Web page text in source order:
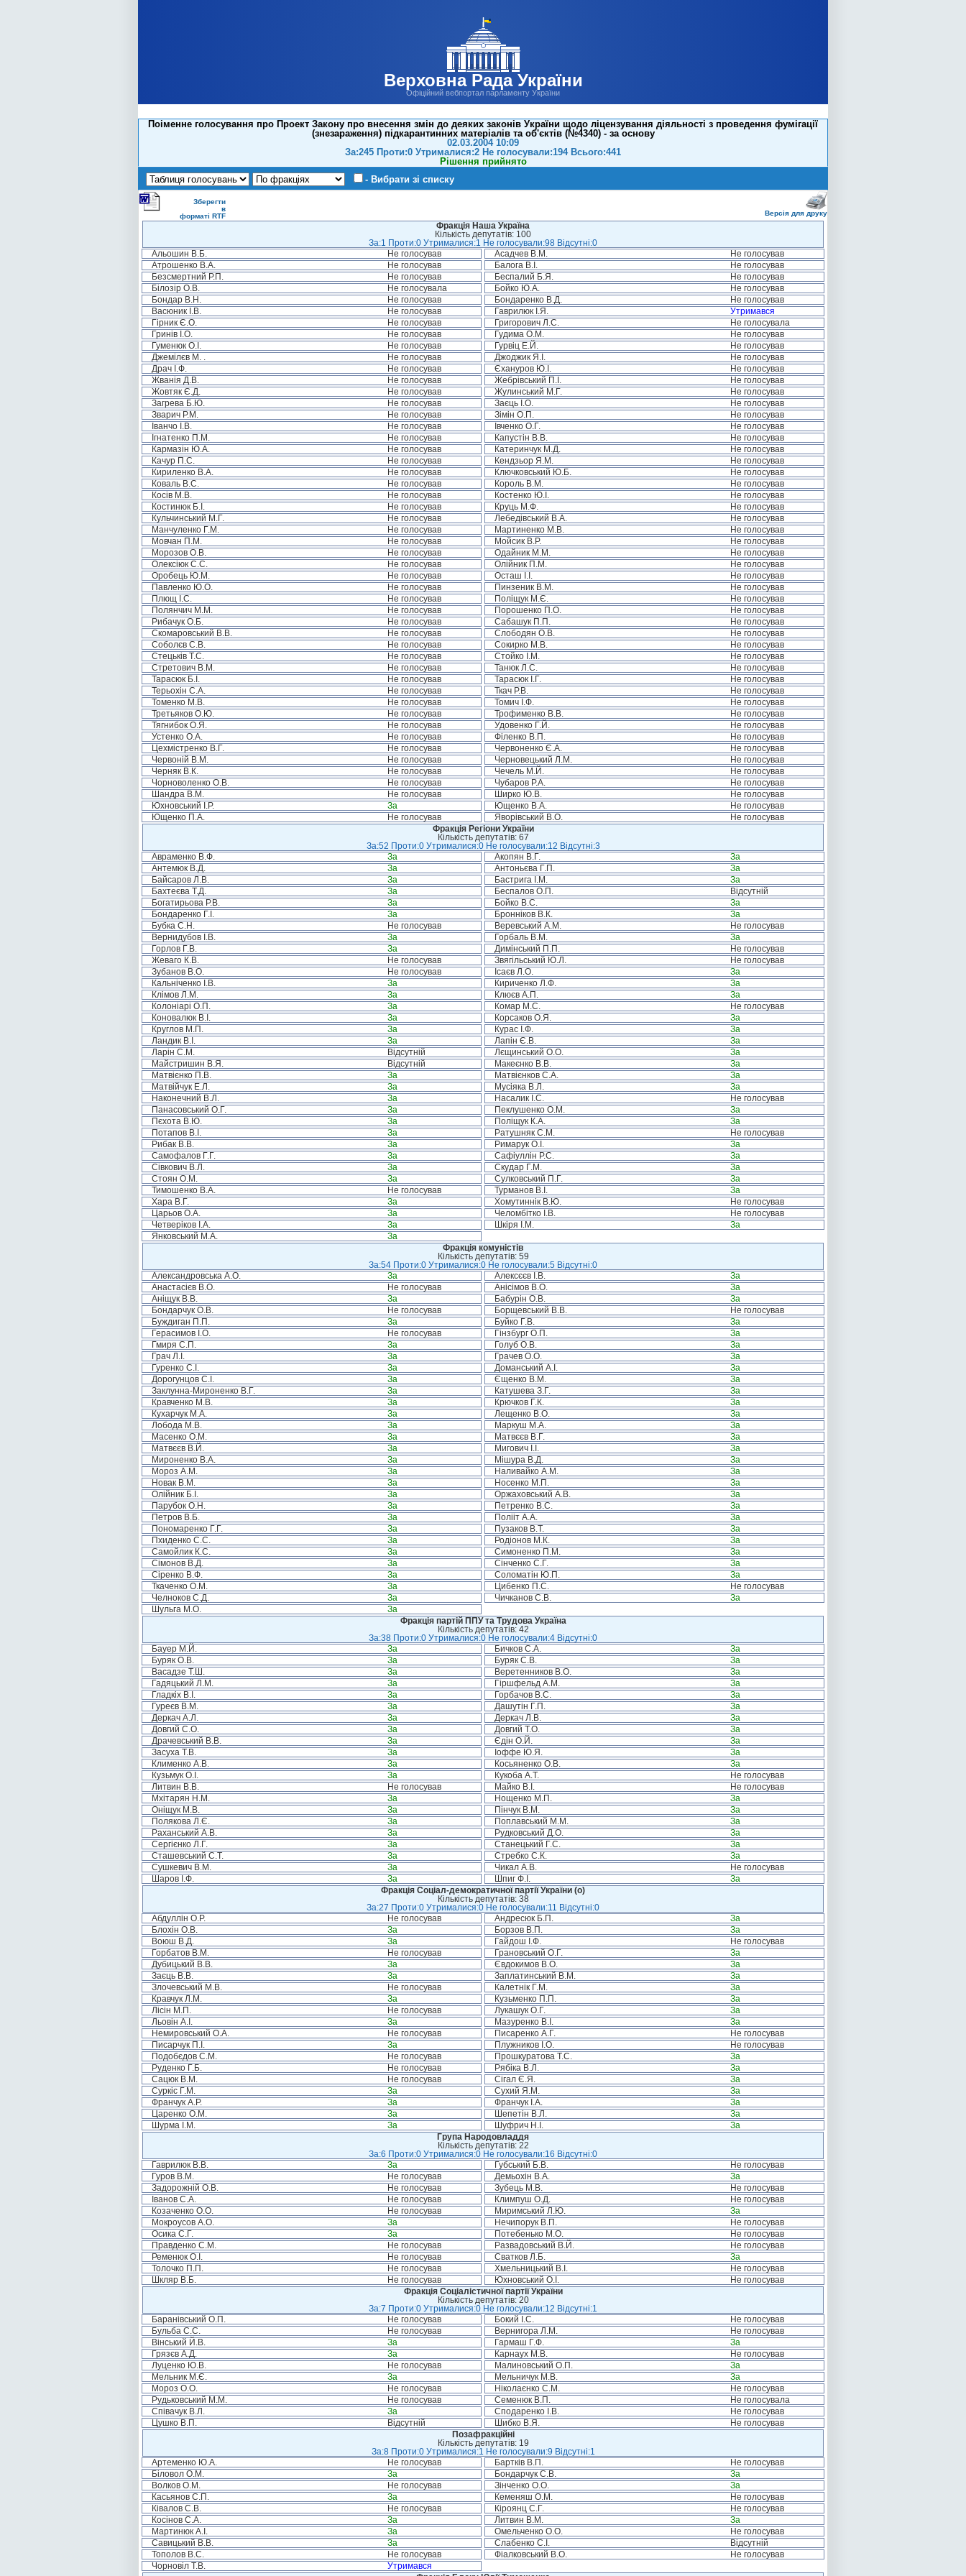
Верховна Рада України
Офіційний вебпортал парламенту України
Поіменне голосування про Проект Закону про внесення змін до деяких законів України щодо ліцензування діяльності з проведення фумігації
(знезараження) підкарантинних матеріалів та об'єктів (№4340) - за основу
02.03.2004 10:09
За:245 Проти:0 Утрималися:2 Не голосували:194 Всього:441
Рішення прийнято
- Вибрати зі списку
Зберегти
в
форматі RTF
Версія для друку
Фракція Наша Україна
Кількість депутатів: 100
За:1 Проти:0 Утрималися:1 Не голосували:98 Відсутні:0
Альошин В.Б.
Не голосував Асадчев В.М.
Не голосував
Атрошенко В.А.
Не голосував Балога В.І.
Не голосував
Безсмертний Р.П.
Не голосував Беспалий Б.Я.
Не голосував
Білозір О.В.
Не голосувала Бойко Ю.А.
Не голосував
Бондар В.Н.
Не голосував Бондаренко В.Д.
Не голосував
Васюник І.В.
Не голосував Гаврилюк І.Я.
Утримався
Гірник Є.О.
Не голосував Григорович Л.С.
Не голосувала
Гринів І.О.
Не голосував Гудима О.М.
Не голосував
Гуменюк О.І.
Не голосував Гурвіц Е.Й.
Не голосував
Джемілєв М. .
Не голосував Джоджик Я.І.
Не голосував
Драч І.Ф.
Не голосував Єхануров Ю.І.
Не голосував
Жванія Д.В.
Не голосував Жебрівський П.І.
Не голосував
Жовтяк Є.Д.
Не голосував Жулинський М.Г.
Не голосував
Загрева Б.Ю.
Не голосував Заєць І.О.
Не голосував
Зварич Р.М.
Не голосував Зімін О.П.
Не голосував
Іванчо І.В.
Не голосував Івченко О.Г.
Не голосував
Ігнатенко П.М.
Не голосував Капустін В.В.
Не голосував
Кармазін Ю.А.
Не голосував Катеринчук М.Д.
Не голосував
Качур П.С.
Не голосував Кендзьор Я.М.
Не голосував
Кириленко В.А.
Не голосував Ключковський Ю.Б.
Не голосував
Коваль В.С.
Не голосував Король В.М.
Не голосував
Косів М.В.
Не голосував Костенко Ю.І.
Не голосував
Костинюк Б.І.
Не голосував Круць М.Ф.
Не голосував
Кульчинський М.Г.
Не голосував Лебедівський В.А.
Не голосував
Манчуленко Г.М.
Не голосував Мартиненко М.В.
Не голосував
Мовчан П.М.
Не голосував Мойсик В.Р.
Не голосував
Морозов О.В.
Не голосував Одайник М.М.
Не голосував
Олексіюк С.С.
Не голосував Олійник П.М.
Не голосував
Оробець Ю.М.
Не голосував Осташ І.І.
Не голосував
Павленко Ю.О.
Не голосував Пинзеник В.М.
Не голосував
Плющ І.С.
Не голосував Поліщук М.Є.
Не голосував
Полянчич М.М.
Не голосував Порошенко П.О.
Не голосував
Рибачук О.Б.
Не голосував Сабашук П.П.
Не голосував
Скомаровський В.В.
Не голосував Слободян О.В.
Не голосував
Соболєв С.В.
Не голосував Сокирко М.В.
Не голосував
Стецьків Т.С.
Не голосував Стойко І.М.
Не голосував
Стретович В.М.
Не голосував Танюк Л.С.
Не голосував
Тарасюк Б.І.
Не голосував Тарасюк І.Г.
Не голосував
Терьохін С.А.
Не голосував Ткач Р.В.
Не голосував
Томенко М.В.
Не голосував Томич І.Ф.
Не голосував
Третьяков О.Ю.
Не голосував Трофименко В.В.
Не голосував
Тягнибок О.Я.
Не голосував Удовенко Г.Й.
Не голосував
Устенко О.А.
Не голосував Філенко В.П.
Не голосував
Цехмістренко В.Г.
Не голосував Червоненко Є.А.
Не голосував
Червоній В.М.
Не голосував Черновецький Л.М.
Не голосував
Черняк В.К.
Не голосував Чечель М.Й.
Не голосував
Чорноволенко О.В.
Не голосував Чубаров Р.А.
Не голосував
Шандра В.М.
Не голосував Ширко Ю.В.
Не голосував
Юхновський І.Р.
За Ющенко В.А.
Не голосував
Ющенко П.А.
Не голосував Яворівський В.О.
Не голосував
Фракція Регіони України
Кількість депутатів: 67
За:52 Проти:0 Утрималися:0 Не голосували:12 Відсутні:3
Авраменко В.Ф.
За Акопян В.Г.
За
Антемюк В.Д.
За Антоньєва Г.П.
За
Байсаров Л.В.
За Бастрига І.М.
За
Бахтеєва Т.Д.
За Беспалов О.П.
Відсутній
Богатирьова Р.В.
За Бойко В.С.
За
Бондаренко Г.І.
За Бронніков В.К.
За
Бубка С.Н.
Не голосував Веревський А.М.
Не голосував
Вернидубов І.В.
За Горбаль В.М.
За
Горлов Г.В.
За Димінський П.П.
Не голосував
Жеваго К.В.
Не голосував Звягільський Ю.Л.
Не голосував
Зубанов В.О.
Не голосував Ісаєв Л.О.
За
Кальніченко І.В.
За Кириченко Л.Ф.
За
Клімов Л.М.
За Клюєв А.П.
За
Колоніарі О.П.
За Комар М.С.
Не голосував
Коновалюк В.І.
За Корсаков О.Я.
За
Круглов М.П.
За Курас І.Ф.
За
Ландик В.І.
За Лапін Є.В.
За
Ларін С.М.
Відсутній Лєщинський О.О.
За
Майстришин В.Я.
Відсутній Макеєнко В.В.
За
Матвієнко П.В.
За Матвієнков С.А.
За
Матвійчук Е.Л.
За Мусіяка В.Л.
За
Наконечний В.Л.
За Насалик І.С.
Не голосував
Панасовський О.Г.
За Пеклушенко О.М.
За
Пєхота В.Ю.
За Поліщук К.А.
За
Потапов В.І.
За Ратушняк С.М.
Не голосував
Рибак В.В.
За Римарук О.І.
За
Самофалов Г.Г.
За Сафіуллін Р.С.
За
Сівкович В.Л.
За Скудар Г.М.
За
Стоян О.М.
За Сулковський П.Г.
За
Тимошенко В.А.
Не голосував Турманов В.І.
За
Хара В.Г.
За Хомутиннік В.Ю.
Не голосував
Царьов О.А.
За Челомбітко І.В.
Не голосував
Четверіков І.А.
За Шкіря І.М.
За
Янковський М.А.
За
Фракція комуністів
Кількість депутатів: 59
За:54 Проти:0 Утрималися:0 Не голосували:5 Відсутні:0
Александровська А.О.
За Алексєєв І.В.
За
Анастасієв В.О.
Не голосував Анісімов В.О.
За
Аніщук В.В.
За Бабурін О.В.
За
Бондарчук О.В.
Не голосував Борщевський В.В.
Не голосував
Буждиган П.П.
За Буйко Г.В.
За
Герасимов І.О.
Не голосував Гінзбург О.П.
За
Гмиря С.П.
За Голуб О.В.
За
Грач Л.І.
За Грачев О.О.
За
Гуренко С.І.
За Доманський А.І.
За
Дорогунцов С.І.
За Єщенко В.М.
За
Заклунна-Мироненко В.Г.
За Катушева З.Г.
За
Кравченко М.В.
За Крючков Г.К.
За
Кухарчук М.А.
За Лещенко В.О.
За
Лобода М.В.
За Маркуш М.А.
За
Масенко О.М.
За Матвєєв В.Г.
За
Матвєєв В.Й.
За Мигович І.І.
За
Мироненко В.А.
За Мішура В.Д.
За
Мороз А.М.
За Наливайко А.М.
За
Новак В.М.
За Носенко М.П.
За
Олійник Б.І.
За Оржаховський А.В.
За
Парубок О.Н.
За Петренко В.С.
За
Петров В.Б.
За Полііт А.А.
За
Пономаренко Г.Г.
За Пузаков В.Т.
За
Пхиденко С.С.
За Родіонов М.К.
За
Самойлик К.С.
За Симоненко П.М.
За
Сімонов В.Д.
За Сінченко С.Г.
За
Сіренко В.Ф.
За Соломатін Ю.П.
За
Ткаченко О.М.
За Цибенко П.С.
Не голосував
Челноков С.Д.
За Чичканов С.В.
За
Шульга М.О.
За
Фракція партій ППУ та Трудова Україна
Кількість депутатів: 42
За:38 Проти:0 Утрималися:0 Не голосували:4 Відсутні:0
Бауер М.Й.
За Бичков С.А.
За
Буряк О.В.
За Буряк С.В.
За
Васадзе Т.Ш.
За Веретенников В.О.
За
Гадяцький Л.М.
За Гіршфельд А.М.
За
Гладкіх В.І.
За Горбачов В.С.
За
Гуреєв В.М.
За Дашутін Г.П.
За
Деркач А.Л.
За Деркач Л.В.
За
Довгий С.О.
За Довгий Т.О.
За
Драчевський В.В.
За Єдін О.Й.
За
Засуха Т.В.
За Іоффе Ю.Я.
За
Клименко А.В.
За Косьяненко О.В.
За
Кузьмук О.І.
За Кукоба А.Т.
Не голосував
Литвин В.В.
Не голосував Майко В.І.
Не голосував
Мхітарян Н.М.
За Нощенко М.П.
За
Оніщук М.В.
За Пінчук В.М.
За
Полякова Л.Є.
За Поплавський М.М.
За
Раханський А.В.
За Рудковський Д.О.
За
Сергієнко Л.Г.
За Станецький Г.С.
За
Сташевський С.Т.
За Стребко С.К.
За
Сушкевич В.М.
За Чикал А.В.
Не голосував
Шаров І.Ф.
За Шпиг Ф.І.
За
Фракція Соціал-демократичної партії України (о)
Кількість депутатів: 38
За:27 Проти:0 Утрималися:0 Не голосували:11 Відсутні:0
Абдуллін О.Р.
Не голосував Андресюк Б.П.
За
Блохін О.В.
За Борзов В.П.
За
Воюш В.Д.
За Гайдош І.Ф.
Не голосував
Горбатов В.М.
Не голосував Грановський О.Г.
За
Дубицький В.В.
За Євдокимов В.О.
За
Заєць В.В.
За Заплатинський В.М.
За
Злочевський М.В.
Не голосував Калетнік Г.М.
За
Кравчук Л.М.
За Кузьменко П.П.
За
Лісін М.П.
Не голосував Лукашук О.Г.
За
Льовін А.І.
За Мазуренко В.І.
За
Немировський О.А.
Не голосував Писаренко А.Г.
Не голосував
Писарчук П.І.
За Плужников І.О.
Не голосував
Подобєдов С.М.
Не голосував Прошкуратова Т.С.
За
Руденко Г.Б.
Не голосував Рябіка В.Л.
За
Сацюк В.М.
Не голосував Сігал Є.Я.
За
Суркіс Г.М.
За Сухий Я.М.
За
Франчук А.Р.
За Франчук І.А.
За
Царенко О.М.
За Шепетін В.Л.
За
Шурма І.М.
За Шуфрич Н.І.
За
Група Народовладдя
Кількість депутатів: 22
За:6 Проти:0 Утрималися:0 Не голосували:16 Відсутні:0
Гаврилюк В.В.
За Губський Б.В.
Не голосував
Гуров В.М.
Не голосував Демьохін В.А.
За
Задорожній О.В.
Не голосував Зубець М.В.
Не голосував
Іванов С.А.
Не голосував Климпуш О.Д.
Не голосував
Козаченко О.О.
Не голосував Миримський Л.Ю.
За
Мокроусов А.О.
За Нечипорук В.П.
Не голосував
Осика С.Г.
За Потебенько М.О.
Не голосував
Правденко С.М.
Не голосував Развадовський В.Й.
Не голосував
Ременюк О.І.
Не голосував Сватков Л.Б.
За
Толочко П.П.
Не голосував Хмельницький В.І.
Не голосував
Шкляр В.Б.
Не голосував Юхновський О.І.
Не голосував
Фракція Соціалістичної партії України
Кількість депутатів: 20
За:7 Проти:0 Утрималися:0 Не голосували:12 Відсутні:1
Баранівський О.П.
Не голосував Бокий І.С.
Не голосував
Бульба С.С.
Не голосував Вернигора Л.М.
Не голосував
Вінський Й.В.
За Гармаш Г.Ф.
За
Грязєв А.Д.
За Карнаух М.В.
Не голосував
Луценко Ю.В.
Не голосував Малиновський О.П.
За
Мельник М.Є.
За Мельничук М.В.
За
Мороз О.О.
Не голосував Ніколаєнко С.М.
Не голосував
Рудьковський М.М.
Не голосував Семенюк В.П.
Не голосувала
Співачук В.Л.
За Сподаренко І.В.
Не голосував
Цушко В.П.
Відсутній Шибко В.Я.
Не голосував
Позафракційні
Кількість депутатів: 19
За:8 Проти:0 Утрималися:1 Не голосували:9 Відсутні:1
Артеменко Ю.А.
Не голосував Бартків В.П.
Не голосував
Біловол О.М.
За Бондарчук С.В.
За
Волков О.М.
Не голосував Зінченко О.О.
За
Касьянов С.П.
За Кеменяш О.М.
Не голосував
Ківалов С.В.
Не голосував Кіроянц С.Г.
Не голосував
Косінов С.А.
За Литвин В.М.
За
Мартинюк А.І.
За Омельченко О.О.
Не голосував
Савицький В.В.
За Слабенко С.І.
Відсутній
Тополов В.С.
Не голосував Фіалковський В.О.
Не голосував
Чорновіл Т.В.
Утримався